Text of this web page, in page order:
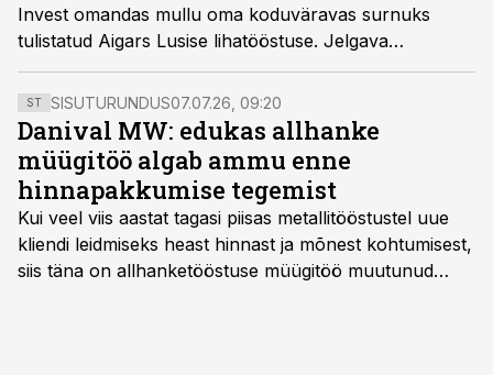
Invest omandas mullu oma koduväravas surnuks
tulistatud Aigars Lusise lihatööstuse. Jelgava
lihatööstus on Lätis suuruselt neljas, kuid riigi tähtsaim
suitsuvorsti tootja.
ST SISUTURUNDUS07.07.26, 09:20
Danival MW: edukas allhanke
müügitöö algab ammu enne
hinnapakkumise tegemist
Kui veel viis aastat tagasi piisas metallitööstustel uue
kliendi leidmiseks heast hinnast ja mõnest kohtumisest,
siis täna on allhanketööstuse müügitöö muutunud